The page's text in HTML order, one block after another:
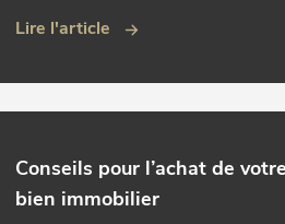
Lire l'article
Conseils pour l’achat de
bien immobilier